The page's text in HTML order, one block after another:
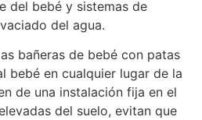
del bebé y sistemas de
del agua.
bañeras de bebé con patas
bebé en cualquier lugar de la
de una instalación fija en el
del suelo, evitan que